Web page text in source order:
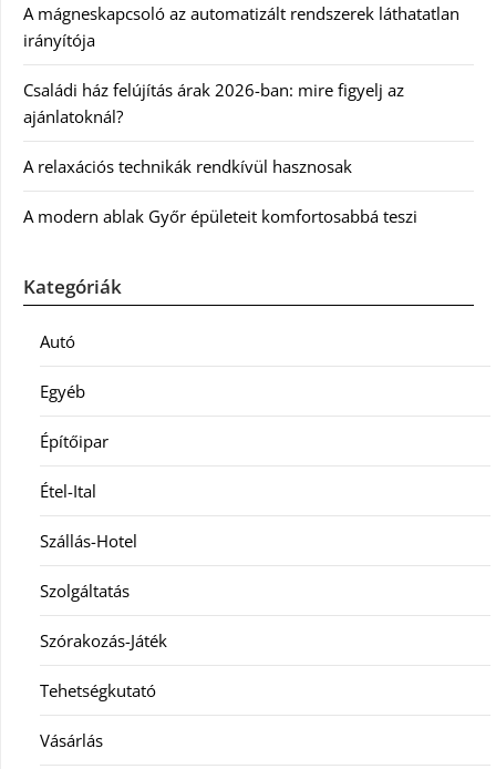
A mágneskapcsoló az automatizált rendszerek láthatatlan
irányítója
Családi ház felújítás árak 2026-ban: mire figyelj az
ajánlatoknál?
A relaxációs technikák rendkívül hasznosak
A modern ablak Győr épületeit komfortosabbá teszi
Kategóriák
Autó
Egyéb
Építőipar
Étel-Ital
Szállás-Hotel
Szolgáltatás
Szórakozás-Játék
Tehetségkutató
Vásárlás